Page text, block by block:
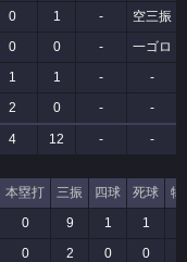
0 1 -
空三振
0 0 -
一ゴロ
1 1 -
-
2 0 - -
4 12 - -
本塁打 三振 四球 死球
犠
0 9 1 1
0 2 0 0